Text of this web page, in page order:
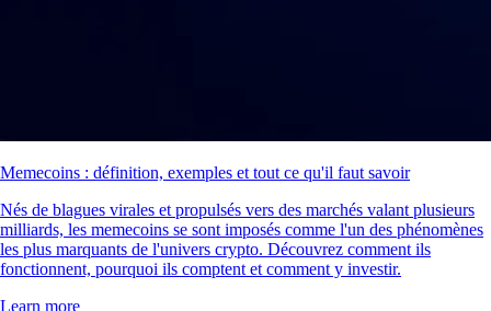
Memecoins : définition, exemples et tout ce qu'il faut savoir
Nés de blagues virales et propulsés vers des marchés valant plusieurs
milliards, les memecoins se sont imposés comme l'un des phénomènes
les plus marquants de l'univers crypto. Découvrez comment ils
fonctionnent, pourquoi ils comptent et comment y investir.
Learn more